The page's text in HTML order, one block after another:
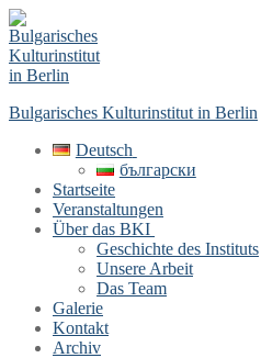
Skip
to
content
Menu
Close
Bulgarisches Kulturinstitut in Berlin
Deutsch
български
Startseite
Veranstaltungen
Über das BKI
Geschichte des Instituts
Unsere Arbeit
Das Team
Galerie
Kontakt
Archiv